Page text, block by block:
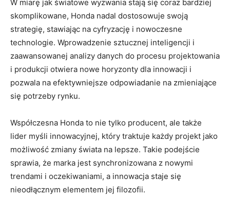
W miarę jak światowe wyzwania stają się coraz bardziej
skomplikowane, Honda​ nadal dostosowuje swoją
strategię, stawiając na cyfryzację i nowoczesne
technologie. Wprowadzenie sztucznej⁣ inteligencji i
zaawansowanej analizy danych do procesu projektowania
i ‍produkcji otwiera nowe⁢ horyzonty dla innowacji i
pozwala na efektywniejsze odpowiadanie na zmieniające
się⁢ potrzeby rynku.
Współczesna Honda to nie tylko producent, ale także
lider myśli innowacyjnej, który traktuje każdy projekt jako
możliwość zmiany świata na lepsze. Takie podejście
sprawia, że marka jest synchronizowana z nowymi
trendami i oczekiwaniami, a innowacja staje ⁣się
nieodłącznym elementem jej filozofii.